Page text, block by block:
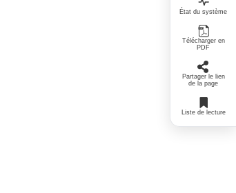
État du système
Télécharger en
PDF
Partager le lien
de la page
Liste de lecture